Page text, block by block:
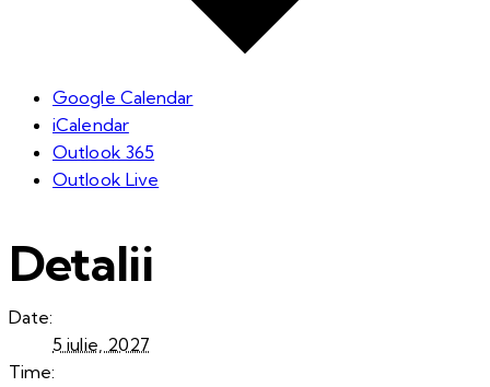
Google Calendar
iCalendar
Outlook 365
Outlook Live
Detalii
Date:
5 iulie, 2027
Time: